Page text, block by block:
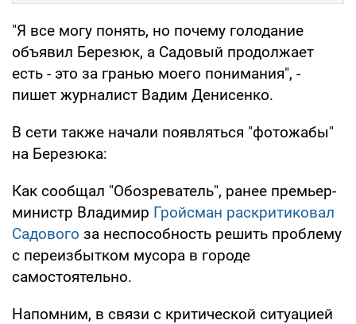
"Я все могу понять, но почему голодание
объявил Березюк, а Садовый продолжает
есть - это за гранью моего понимания", -
пишет журналист Вадим Денисенко.
В сети также начали появляться "фотожабы"
на Березюка:
Как сообщал "Обозреватель", ранее премьер-
министр Владимир Гройсман раскритиковал
Садового за неспособность решить проблему
с переизбытком мусора в городе
самостоятельно.
Напомним, в связи с критической ситуацией